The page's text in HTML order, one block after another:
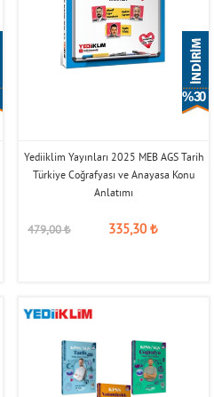
% 30
Yediiklim Yayınları 2025 MEB AGS Tarih
Türkiye Coğrafyası ve Anayasa Konu
Anlatımı
479,00₺ 335,30₺